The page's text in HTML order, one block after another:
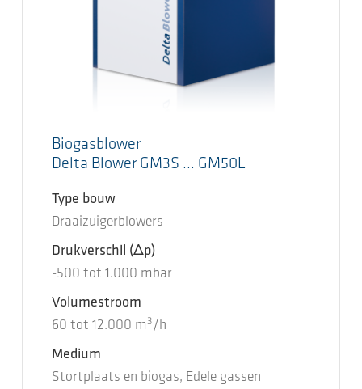
Biogasblower
Delta Blower GM3S ... GM50L
Type bouw
Draaizuigerblowers
Drukverschil (Δp)
-500 tot 1.000 mbar
Volumestroom
60 tot 12.000 m 3 /h
Medium
Stortplaats en biogas, Edele gassen